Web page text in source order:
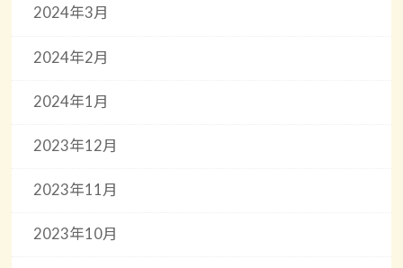
2024年3月
2024年2月
2024年1月
2023年12月
2023年11月
2023年10月